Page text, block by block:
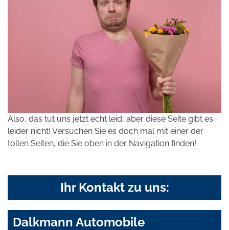
Also, das tut uns jetzt echt leid, aber diese Seite gibt es
leider nicht! Versuchen Sie es doch mal mit einer der
tollen Seiten, die Sie oben in der Navigation finden!
Ihr Kontakt zu uns:
Dalkmann Automobile